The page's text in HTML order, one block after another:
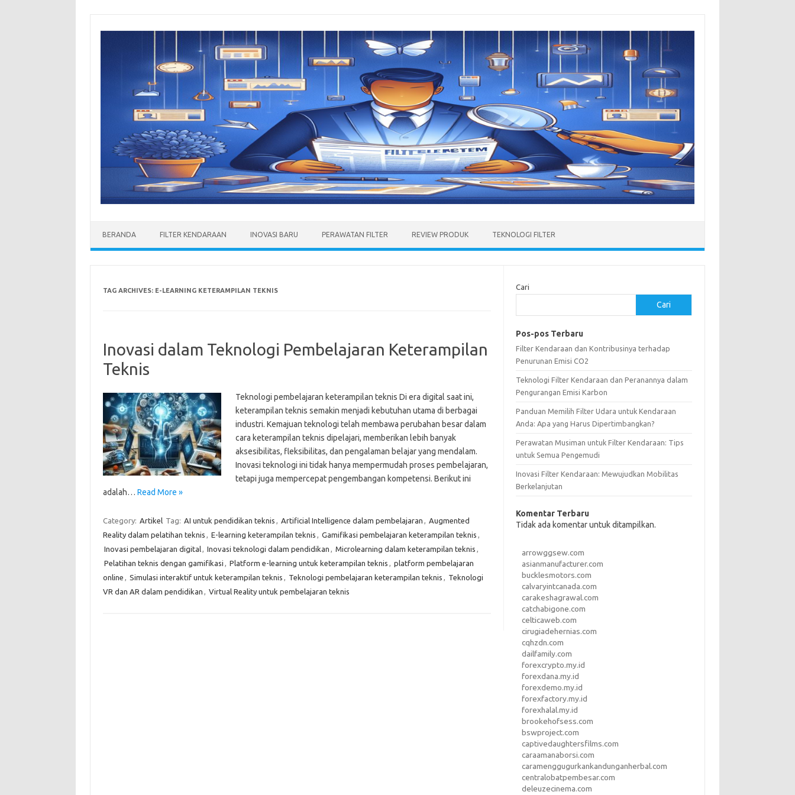
BERANDA FILTER KENDARAAN INOVASI BARU PERAWATAN FILTER REVIEW PRODUK TEKNOLOGI FILTER
TAG ARCHIVES: E-LEARNING KETERAMPILAN TEKNIS
Inovasi dalam Teknologi Pembelajaran Keterampilan
Teknis
Teknologi pembelajaran keterampilan teknis Di era digital saat ini,
keterampilan teknis semakin menjadi kebutuhan utama di berbagai
industri. Kemajuan teknologi telah membawa perubahan besar dalam
cara keterampilan teknis dipelajari, memberikan lebih banyak
aksesibilitas, fleksibilitas, dan pengalaman belajar yang mendalam.
Inovasi teknologi ini tidak hanya mempermudah proses pembelajaran,
tetapi juga mempercepat pengembangan kompetensi. Berikut ini
adalah… Read More »
Category: Artikel Tag: AI untuk pendidikan teknis , Artificial Intelligence dalam pembelajaran , Augmented
Reality dalam pelatihan teknis , E-learning keterampilan teknis , Gamifikasi pembelajaran keterampilan teknis ,
Inovasi pembelajaran digital, Inovasi teknologi dalam pendidikan , Microlearning dalam keterampilan teknis ,
Pelatihan teknis dengan gamifikasi , Platform e-learning untuk keterampilan teknis , platform pembelajaran
online , Simulasi interaktif untuk keterampilan teknis , Teknologi pembelajaran keterampilan teknis , Teknologi
VR dan AR dalam pendidikan , Virtual Reality untuk pembelajaran teknis
Cari
Cari
Pos-pos Terbaru
Filter Kendaraan dan Kontribusinya terhadap
Penurunan Emisi CO2
Teknologi Filter Kendaraan dan Peranannya dalam
Pengurangan Emisi Karbon
Panduan Memilih Filter Udara untuk Kendaraan
Anda: Apa yang Harus Dipertimbangkan?
Perawatan Musiman untuk Filter Kendaraan: Tips
untuk Semua Pengemudi
Inovasi Filter Kendaraan: Mewujudkan Mobilitas
Berkelanjutan
Komentar Terbaru
Tidak ada komentar untuk ditampilkan.
arrowggsew.com
asianmanufacturer.com
bucklesmotors.com
calvaryintcanada.com
carakeshagrawal.com
catchabigone.com
celticaweb.com
cirugiadehernias.com
cqhzdn.com
dailfamily.com
forexcrypto.my.id
forexdana.my.id
forexdemo.my.id
forexfactory.my.id
forexhalal.my.id
brookehofsess.com
bswproject.com
captivedaughtersfilms.com
caraamanaborsi.com
caramenggugurkankandunganherbal.com
centralobatpembesar.com
deleuzecinema.com